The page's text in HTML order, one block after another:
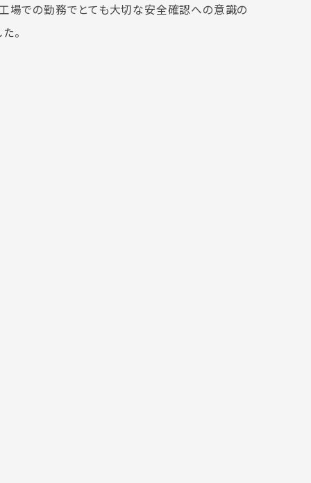
場での勤務でとても大切な安全確認への意識の
。